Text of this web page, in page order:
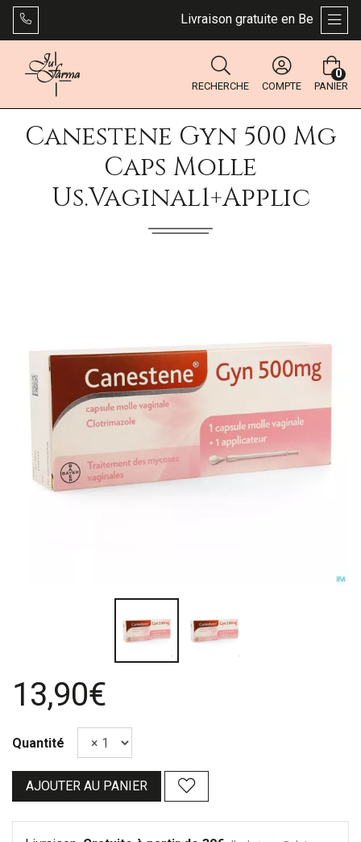
Livraison gratuite en Belgique
RECHERCHE COMPTE PANIER
0
Canestene Gyn 500 Mg
Caps Molle
Us.Vaginal1+Applic
13,90€
Quantité
AJOUTER AU PANIER